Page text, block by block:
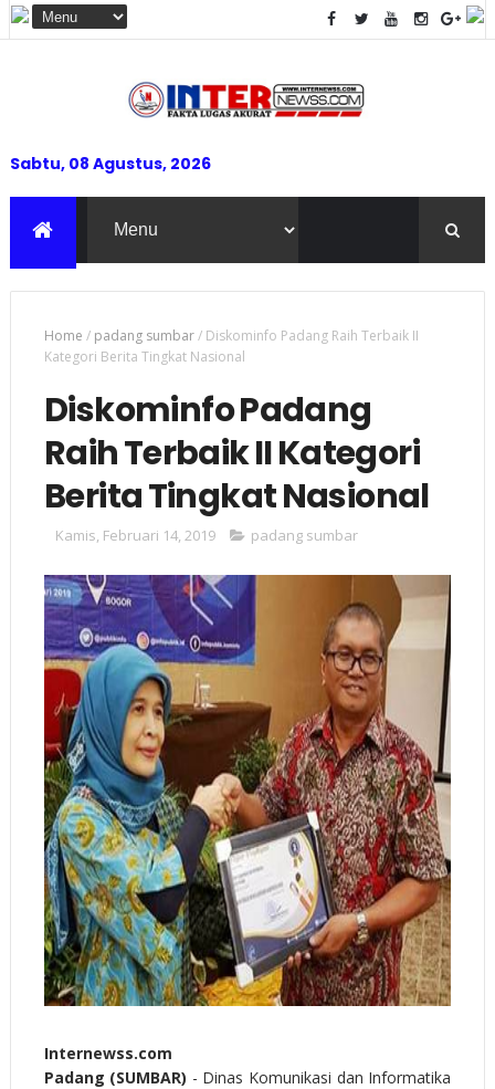
Sabtu, 08 Agustus, 2026
Home / padang sumbar/ Diskominfo Padang Raih Terbaik II
Kategori Berita Tingkat Nasional
Diskominfo Padang
Raih Terbaik II Kategori
Berita Tingkat Nasional
Kamis, Februari 14, 2019 padang sumbar
Internewss.com
Padang (SUMBAR) - Dinas Komunikasi dan Informatika